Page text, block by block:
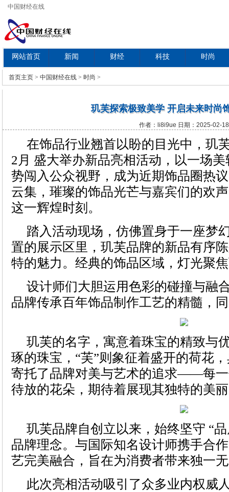
中国财经在线
网站首页 新闻 财经 科技 时尚
教育
首页主页 > 中国财经在线 > 时尚 >
玑芙探索极致美学 开启未来时尚
作者：li8i9ue 日期：2025-02-18
在饰品行业翘首以盼的目光中，玑
2月 盛大举办新品亮相活动，以一场
势闯入公众视野，成为近期饰品圈热
云集，璀璨的饰品光芒与嘉宾们的欢
这一辉煌时刻。
踏入活动现场，仿佛置身于一座梦
置的展示区里，玑芙品牌的新品有序
特的魅力。经典的饰品区域，灯光聚
设计师们大胆运用色彩的碰撞与融
品牌传承百年饰品制作工艺的精髓，
玑芙的名字，寓意着珠宝的精致与
琢的珠宝，“芙”则象征着盛开的荷花
寄托了品牌对美与艺术的追求——每
待放的花朵，期待着展现其独特的美
玑芙品牌自创立以来，始终坚守 “
品牌理念。与国际知名设计师携手合
艺完美融合，旨在为消费者带来独一
此次亮相活动吸引了众多业内权威